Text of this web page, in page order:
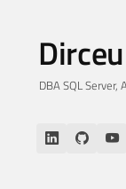
DBA SQL